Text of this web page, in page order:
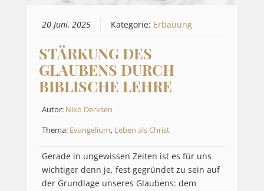
20 Juni, 2025 Kategorie: Erbauung
STÄRKUNG DES
GLAUBENS DURCH
BIBLISCHE LEHRE
Autor: Niko Derksen
Thema: Evangelium, Leben als Christ
Gerade in ungewissen Zeiten ist es für uns
wichtiger denn je, fest gegründet zu sein auf
der Grundlage unseres Glaubens: dem